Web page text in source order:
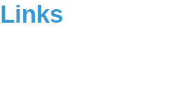
Links